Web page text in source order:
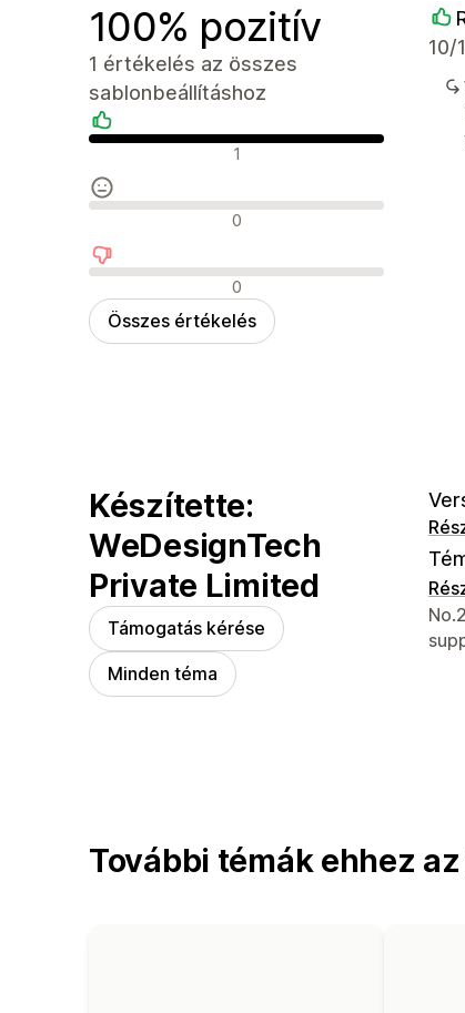
100% pozitív
1 értékelés az összes
sablonbeállításhoz
Pozitív értékelések
1
Semleges értékelések
0
Negatív értékelések
0
Összes értékelés
10/
Készítette:
WeDesignTech
Private Limited
Támogatás kérése
Minden téma
További témák ehhez